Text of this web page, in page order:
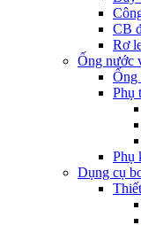
CB
Rơ
Ống nước
Ống
Phụ
Phụ
Dụng cụ